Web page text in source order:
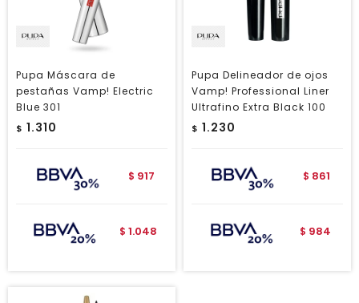
Pupa Máscara de
pestañas Vamp! Electric
Blue 301
$ 1.310
$ 917
$ 1.048
Pupa Delineador de ojos
Vamp! Professional Liner
Ultrafino Extra Black 100
$ 1.230
$ 861
$ 984